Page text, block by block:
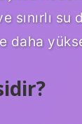
sınırlı su
daha